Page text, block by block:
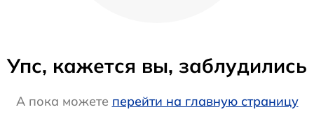
Упс, кажется вы, заблудились
А пока можете перейти на главную страницу